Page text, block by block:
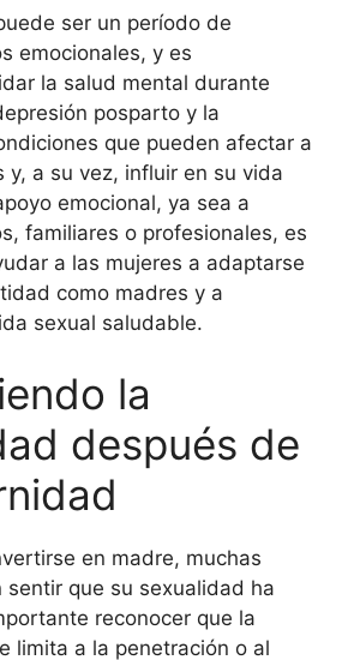
ser un período de
emocionales, y es
la salud mental durante
posparto y la
que pueden afectar a
y, a su vez, influir en su vida
emocional, ya sea a
familiares o profesionales, es
a las mujeres a adaptarse
como madres y a
sexual saludable.
la
después de
en madre, muchas
sentir que su sexualidad ha
reconocer que la
limita a la penetración o al